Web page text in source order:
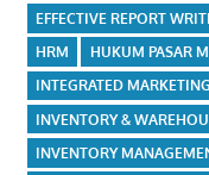
EFFECTIVE REPORT
HRM
HUKUM PASAR
INTEGRATED
INVENTORY &
INVENTORY